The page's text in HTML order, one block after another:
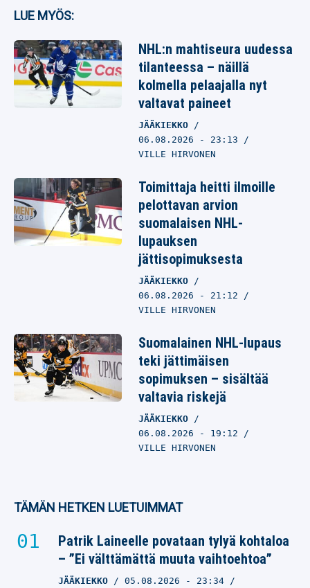
LUE MYÖS:
NHL:n mahtiseura uudessa
tilanteessa – näillä
kolmella pelaajalla nyt
valtavat paineet
JÄÄKIEKKO
06.08.2026 - 23:13
VILLE HIRVONEN
Toimittaja heitti ilmoille
pelottavan arvion
suomalaisen NHL-
lupauksen
jättisopimuksesta
JÄÄKIEKKO
06.08.2026 - 21:12
VILLE HIRVONEN
Suomalainen NHL-lupaus
teki jättimäisen
sopimuksen – sisältää
valtavia riskejä
JÄÄKIEKKO
06.08.2026 - 19:12
VILLE HIRVONEN
TÄMÄN HETKEN LUETUIMMAT
Patrik Laineelle povataan tylyä kohtaloa
– ”Ei välttämättä muuta vaihtoehtoa”
JÄÄKIEKKO 05.08.2026 - 23:34